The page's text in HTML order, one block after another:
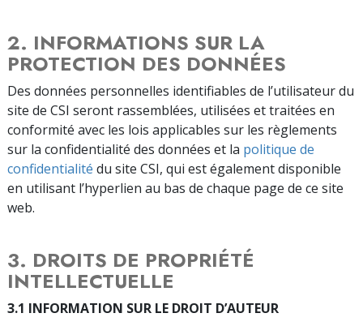
2. INFORMATIONS SUR LA
PROTECTION DES DONNÉES
Des données personnelles identifiables de l’utilisateur du
site de CSI seront rassemblées, utilisées et traitées en
conformité avec les lois applicables sur les règlements
sur la confidentialité des données et la politique de
confidentialité du site CSI, qui est également disponible
en utilisant l’hyperlien au bas de chaque page de ce site
web.
3. DROITS DE PROPRIÉTÉ
INTELLECTUELLE
3.1 INFORMATION SUR LE DROIT D’AUTEUR